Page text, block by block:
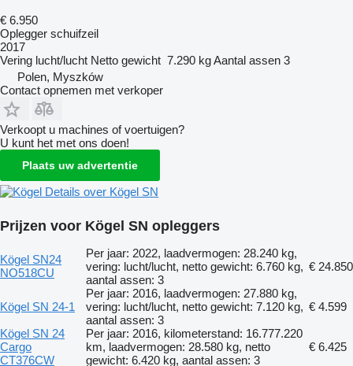
€ 6.950
Oplegger schuifzeil
2017
Vering lucht/lucht Netto gewicht 7.290 kgAantal assen 3
Polen, Myszków
Contact opnemen met verkoper
Verkoopt u machines of voertuigen?
U kunt het met ons doen!
Plaats uw advertentie
Details over Kögel SN
Prijzen voor Kögel SN opleggers
Kögel SN24
NO518CU
Per jaar: 2022, laadvermogen: 28.240 kg,
vering: lucht/lucht, netto gewicht: 6.760 kg,
aantal assen: 3
€ 24.850
Kögel SN 24-1
Per jaar: 2016, laadvermogen: 27.880 kg,
vering: lucht/lucht, netto gewicht: 7.120 kg,
aantal assen: 3
€ 4.599
Kögel SN 24
Cargo
CT376CW
Per jaar: 2016, kilometerstand: 16.777.220
km, laadvermogen: 28.580 kg, netto
gewicht: 6.420 kg, aantal assen: 3
€ 6.425